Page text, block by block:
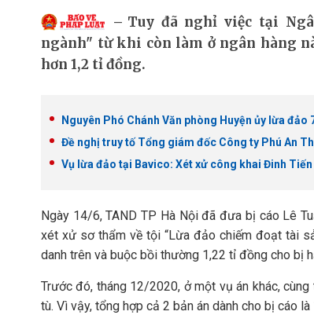
Tuy đã nghỉ việc tại
ngành" từ khi còn làm ở ngân hàng
hơn 1,2 tỉ đồng.
Nguyên Phó Chánh Văn phòng Huyện ủy lừa đảo
Đề nghị truy tố Tổng giám đốc Công ty Phú An
Vụ lừa đảo tại Bavico: Xét xử công khai Đinh
Ngày 14/6, TAND TP Hà Nội đã đưa bị cáo Lê
xét xử sơ thẩm về tội “Lừa đảo chiếm đoạt tài
danh trên và buộc bồi thường 1,22 tỉ đồng cho bị
Trước đó, tháng 12/2020, ở một vụ án khác,
tù. Vì vậy, tổng hợp cả 2 bản án dành cho bị cáo là